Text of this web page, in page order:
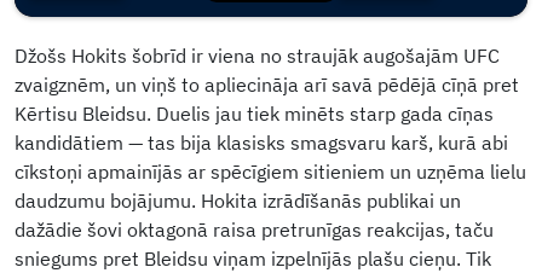
Džošs Hokits šobrīd ir viena no straujāk augošajām UFC
zvaigznēm, un viņš to apliecināja arī savā pēdējā cīņā pret
Kērtisu Bleidsu. Duelis jau tiek minēts starp gada cīņas
kandidātiem — tas bija klasisks smagsvaru karš, kurā abi
cīkstoņi apmainījās ar spēcīgiem sitieniem un uzņēma lielu
daudzumu bojājumu. Hokita izrādīšanās publikai un
dažādie šovi oktagonā raisa pretrunīgas reakcijas, taču
sniegums pret Bleidsu viņam izpelnījās plašu cieņu. Tik